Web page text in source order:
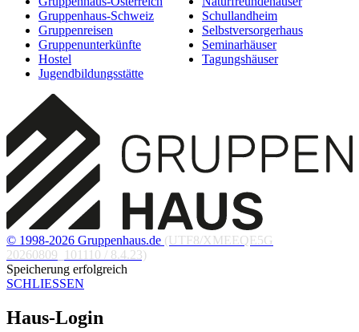
Gruppenhaus-Schweiz
Gruppenreisen
Gruppenunterkünfte
Hostel
Jugendbildungsstätte
Schullandheim
Selbstversorgerhaus
Seminarhäuser
Tagungshäuser
© 1998-2026 Gruppenhaus.de (UTF8/XMEEQE5G
20260809_101110 / 8.4.23)
Speicherung erfolgreich
SCHLIESSEN
Haus-Login